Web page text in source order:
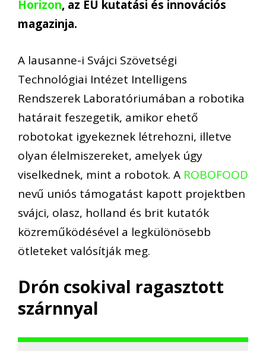
Horizon, az EU kutatási és innovációs
magazinja.
A lausanne-i Svájci Szövetségi
Technológiai Intézet Intelligens
Rendszerek Laboratóriumában a robotika
határait feszegetik, amikor ehető
robotokat igyekeznek létrehozni, illetve
olyan élelmiszereket, amelyek úgy
viselkednek, mint a robotok. A ROBOFOOD
nevű uniós támogatást kapott projektben
svájci, olasz, holland és brit kutatók
közreműködésével a legkülönösebb
ötleteket valósítják meg.
Drón csokival ragasztott
szárnnyal